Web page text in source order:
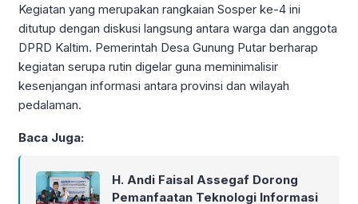
Kegiatan yang merupakan rangkaian Sosper ke-4 ini
ditutup dengan diskusi langsung antara warga dan anggota
DPRD Kaltim. Pemerintah Desa Gunung Putar berharap
kegiatan serupa rutin digelar guna meminimalisir
kesenjangan informasi antara provinsi dan wilayah
pedalaman.
Baca Juga:
H. Andi Faisal Assegaf Dorong
Pemanfaatan Teknologi Informasi